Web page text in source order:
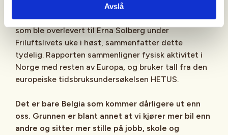
Avslå
Nest mest stillesittende i Europa: Vista-rapporten,
som ble overlevert til Erna Solberg under
Friluftslivets uke i høst, sammenfatter dette
tydelig. Rapporten sammenligner fysisk aktivitet i
Norge med resten av Europa, og bruker tall fra den
europeiske tidsbruksundersøkelsen HETUS.
Det er bare Belgia som kommer dårligere ut enn
oss. Grunnen er blant annet at vi kjører mer bil enn
andre og sitter mer stille på jobb, skole og